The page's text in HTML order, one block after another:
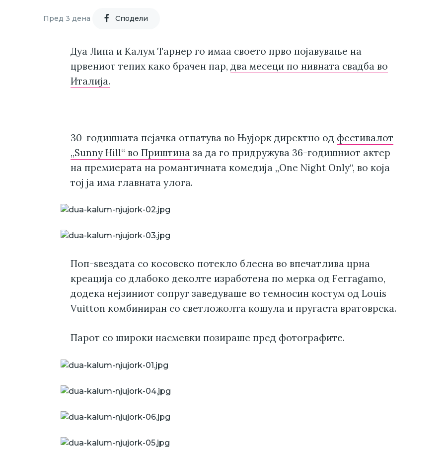
Пред 3 дена Cподели
Дуа Липа и Калум Тарнер го имаа своето прво појавување на
црвениот тепих како брачен пар, два месеци по нивната свадба во
Италија.
30-годишната пејачка отпатува во Њујорк директно од фестивалот
„Sunny Hill“ во Приштина за да го придружува 36-годишниот актер
на премиерата на романтичната комедија „One Night Only“, во која
тој ја има главната улога.
Поп-ѕвездата со косовско потекло блесна во впечатлива црна
креација со длабоко деколте изработена по мерка од Ferragamo,
додека нејзиниот сопруг заведуваше во темносин костум од Louis
Vuitton комбиниран со светложолта кошула и пругаста вратоврска.
Парот со широки насмевки позираше пред фотографите.